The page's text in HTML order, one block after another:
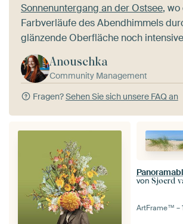
Sonnenuntergang an der Ostsee,
Farbverläufe des Abendhimmels
glänzende Oberfläche noch
Anouschka
Community Management
Fragen?Sehen Sie sich unsere FAQ an
von Sjoerd
ArtFrame™ –